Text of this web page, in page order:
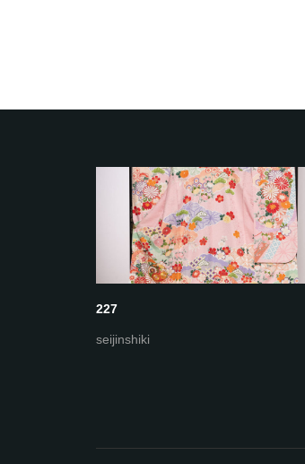
227
seijinshiki